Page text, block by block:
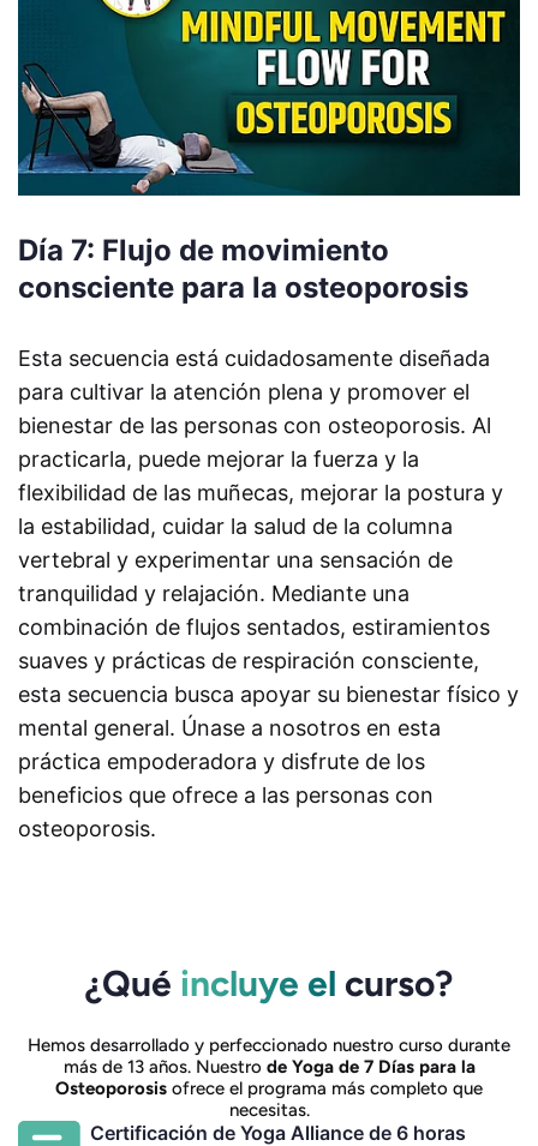
Día 7: Flujo de movimiento
consciente para la osteoporosis
Esta secuencia está cuidadosamente diseñada
para cultivar la atención plena y promover el
bienestar de las personas con osteoporosis. Al
practicarla, puede mejorar la fuerza y ​​la
flexibilidad de las muñecas, mejorar la postura y
la estabilidad, cuidar la salud de la columna
vertebral y experimentar una sensación de
tranquilidad y relajación. Mediante una
combinación de flujos sentados, estiramientos
suaves y prácticas de respiración consciente,
esta secuencia busca apoyar su bienestar físico y
mental general. Únase a nosotros en esta
práctica empoderadora y disfrute de los
beneficios que ofrece a las personas con
osteoporosis.
¿Qué incluye el curso?
Hemos desarrollado y perfeccionado nuestro curso durante
más de 13 años. Nuestro de Yoga de 7 Días para la
Osteoporosis ofrece el programa más completo que
necesitas.
Certificación de Yoga Alliance de 6 horas